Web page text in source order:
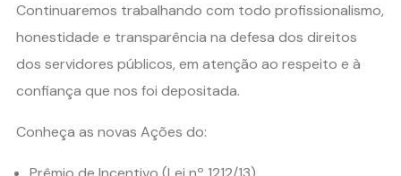
Continuaremos trabalhando com todo profissionalismo,
honestidade e transparência na defesa dos direitos
dos servidores públicos, em atenção ao respeito e à
confiança que nos foi depositada.
Conheça as novas Ações do: